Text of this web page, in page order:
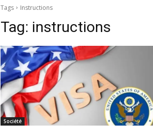
Tags Instructions
Tag: instructions
Société